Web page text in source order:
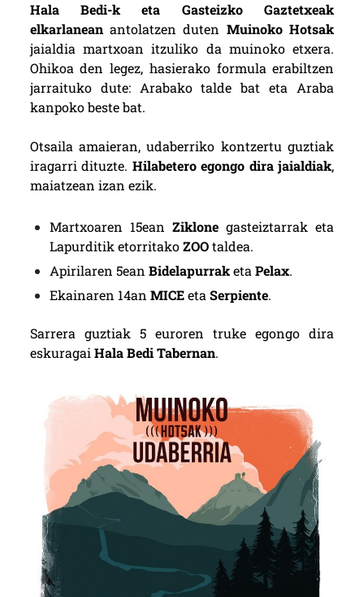
Hala Bedi-k eta Gasteizko Gaztetxeak
elkarlaneanantolatzen duten Muinoko Hotsak
jaialdia martxoan itzuliko da muinoko etxera.
Ohikoa den legez, hasierako formula erabiltzen
jarraituko dute: Arabako talde bat eta Araba
kanpoko beste bat.
Otsaila amaieran, udaberriko kontzertu guztiak
iragarri dituzte. Hilabetero egongo dira jaialdiak,
maiatzean izan ezik.
Martxoaren 15ean Ziklone gasteiztarrak eta
Lapurditik etorritakoZOOtaldea.
Apirilaren 5ean Bidelapurraketa Pelax.
Ekainaren 14an MICEeta Serpiente.
Sarrera guztiak 5 euroren truke egongo dira
eskuragai Hala Bedi Tabernan.